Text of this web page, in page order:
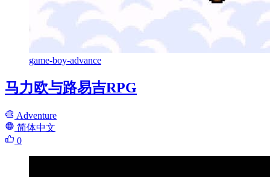
game-boy-advance
马力欧与路易吉RPG
Adventure
简体中文
0